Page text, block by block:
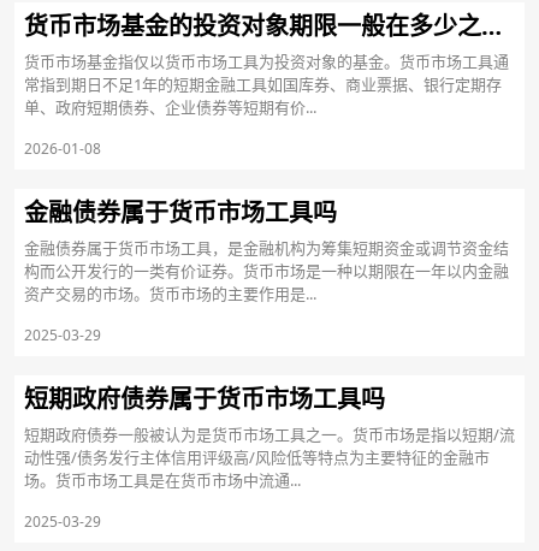
货币市场基金的投资对象期限一般在多少之内？
货币市场基金指仅以货币市场工具为投资对象的基金。货币市场工具通
常指到期日不足1年的短期金融工具如国库券、商业票据、银行定期存
单、政府短期债券、企业债券等短期有价...
2026-01-08
金融债券属于货币市场工具吗
金融债券属于货币市场工具，是金融机构为筹集短期资金或调节资金结
构而公开发行的一类有价证券。货币市场是一种以期限在一年以内金融
资产交易的市场。货币市场的主要作用是...
2025-03-29
短期政府债券属于货币市场工具吗
短期政府债券一般被认为是货币市场工具之一。货币市场是指以短期/流
动性强/债务发行主体信用评级高/风险低等特点为主要特征的金融市
场。货币市场工具是在货币市场中流通...
2025-03-29